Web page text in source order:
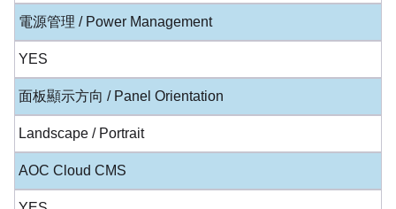
電源管理 / Power Management
YES
面板顯示方向 / Panel Orientation
Landscape / Portrait
AOC Cloud CMS